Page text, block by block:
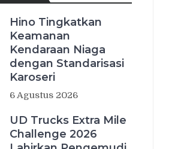
Hino Tingkatkan
Keamanan
Kendaraan Niaga
dengan Standarisasi
Karoseri
6 Agustus 2026
UD Trucks Extra Mile
Challenge 2026